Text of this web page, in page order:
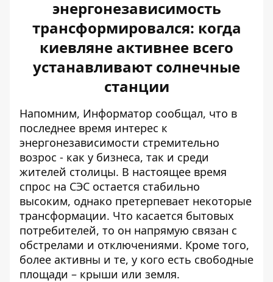
энергонезависимость
трансформировался: когда
киевляне активнее всего
устанавливают солнечные
станции
Напомним, Информатор сообщал, что в
последнее время интерес к
энергонезависимости стремительно
возрос - как у бизнеса, так и среди
жителей столицы. В настоящее время
спрос на СЭС остается стабильно
высоким, однако претерпевает некоторые
трансформации. Что касается бытовых
потребителей, то он напрямую связан с
обстрелами и отключениями. Кроме того,
более активны и те, у кого есть свободные
площади – крыши или земля.